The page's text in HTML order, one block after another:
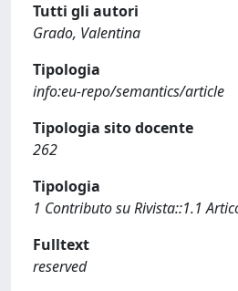
Tutti gli autori
Grado, Valentina
Tipologia
info:eu-repo/semantics/article
Tipologia sito docente
262
Tipologia
1 Contributo su Rivista::1.1
Fulltext
reserved